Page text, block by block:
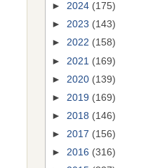
► 2024 (175)
► 2023 (143)
► 2022 (158)
► 2021 (169)
► 2020 (139)
► 2019 (169)
► 2018 (146)
► 2017 (156)
► 2016 (316)